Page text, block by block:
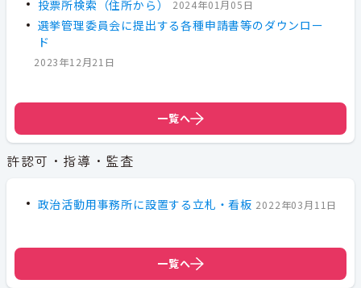
投票所検索（住所から） 2024年01月05日
選挙管理委員会に提出する各種申請書等のダウンロー
ド
2023年12月21日
一覧へ
許認可・指導・監査
政治活動用事務所に設置する立札・看板 2022年03月11日
一覧へ